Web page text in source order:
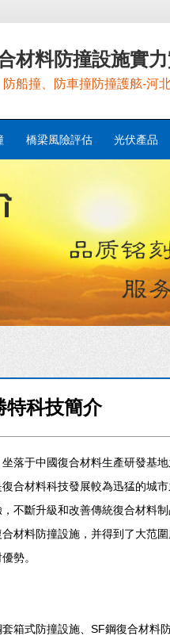
材料防撞設施實
船撞、防車撞防撞護舷-河
橋梁風險評估 光伏產品
特科技簡介
落于中國復合材料生產研發基
合材料科技發展較為迅猛的城
不斷升級和改善傳統復合材料
材料防撞設施，并得到了大范
勢。
箱式防撞設施、SF鋼復合材料